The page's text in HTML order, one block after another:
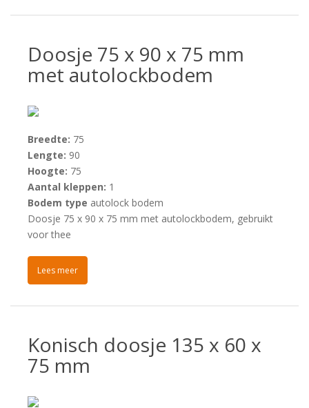
Doosje 75 x 90 x 75 mm
met autolockbodem
Breedte: 75
Lengte: 90
Hoogte: 75
Aantal kleppen: 1
Bodem type autolock bodem
Doosje 75 x 90 x 75 mm met autolockbodem, gebruikt
voor thee
Lees meer
Konisch doosje 135 x 60 x
75 mm